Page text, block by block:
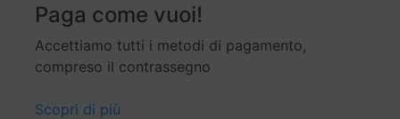
Paga come vuoi!
Accettiamo tutti i metodi di pagamento,
compreso il contrassegno
Scopri di più